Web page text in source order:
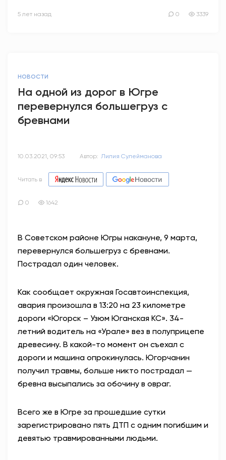
5 лет назад 0 3339
НОВОСТИ
На одной из дорог в Югре
перевернулся большегруз с
бревнами
10.03.2021, 09:53 Автор: Лилия Сулейманова
Читать в
0 1642
В Советском районе Югры накануне, 9 марта,
перевернулся большегруз с бревнами.
Пострадал один человек.
Как сообщает окружная Госавтоинспекция,
авария произошла в 13:20 на 23 километре
дороги «Югорск – Узюм Юганская КС». 34-
летний водитель на «Урале» вез в полуприцепе
древесину. В какой-то момент он съехал с
дороги и машина опрокинулась. Югорчанин
получил травмы, больше никто пострадал —
бревна высыпались за обочину в овраг.
Всего же в Югре за прошедшие сутки
зарегистрировано пять ДТП с одним погибшим и
девятью травмированными людьми.